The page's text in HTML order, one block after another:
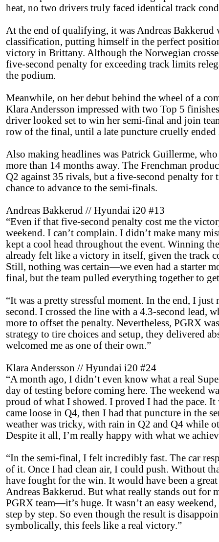
heat, no two drivers truly faced identical track
At the end of qualifying, it was Andreas Bakkerud
classification, putting himself in the perfect
victory in Brittany. Although the Norwegian
five-second penalty for exceeding track limits
the podium.
Meanwhile, on her debut behind the wheel of a
Klara Andersson impressed with two Top 5
driver looked set to win her semi-final and join
row of the final, until a late puncture cruelly ended
Also making headlines was Patrick Guillerme,
more than 14 months away. The Frenchman
Q2 against 35 rivals, but a five-second penalty
chance to advance to the semi-finals.
Andreas Bakkerud // Hyundai i20 #13
“Even if that five-second penalty cost me the
weekend. I can’t complain. I didn’t make many
kept a cool head throughout the event. Winning
already felt like a victory in itself, given the track
Still, nothing was certain—we even had a starter
final, but the team pulled everything together to
“It was a pretty stressful moment. In the end, I just
second. I crossed the line with a 4.3-second lead,
more to offset the penalty. Nevertheless, PGRX
strategy to tire choices and setup, they delivered
welcomed me as one of their own.”
Klara Andersson // Hyundai i20 #24
“A month ago, I didn’t even know what a real
day of testing before coming here. The weekend
proud of what I showed. I proved I had the pace.
came loose in Q4, then I had that puncture in the
weather was tricky, with rain in Q2 and Q4 while
Despite it all, I’m really happy with what we
“In the semi-final, I felt incredibly fast. The car
of it. Once I had clean air, I could push. Without
have fought for the win. It would have been a
Andreas Bakkerud. But what really stands out for
PGRX team—it’s huge. It wasn’t an easy
step by step. So even though the result is
symbolically, this feels like a real victory.”